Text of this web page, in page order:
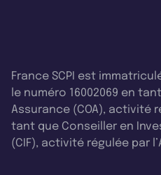
France SCPI est
le numéro 16002069 en
Assurance (COA), activité
tant que Conseiller en
(CIF), activité régulée par